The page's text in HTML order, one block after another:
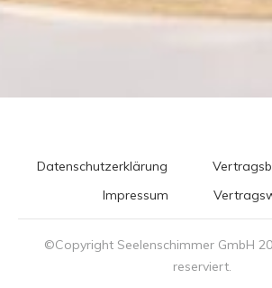
Datenschutzerklärung
Impressum
©Copyright Seelenschimmer GmbH
reserviert.